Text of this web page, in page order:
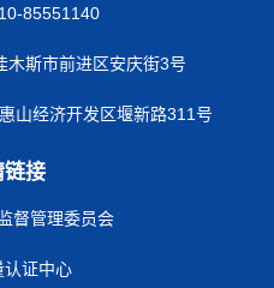
85551140
木斯市前进区安庆街3号
山经济开发区堰新路311号
链接
督管理委员会
认证中心